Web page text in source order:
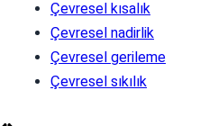
Çevresel kısalık
Çevresel nadirlik
Çevresel gerileme
Çevresel sıkılık